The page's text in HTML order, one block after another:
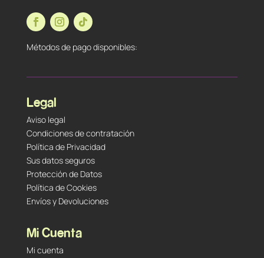
Métodos de pago disponibles:
Legal
Aviso legal
Condiciones de contratación
Política de Privacidad
Sus datos seguros
Protección de Datos
Política de Cookies
Envíos y Devoluciones
Mi Cuenta
Mi cuenta